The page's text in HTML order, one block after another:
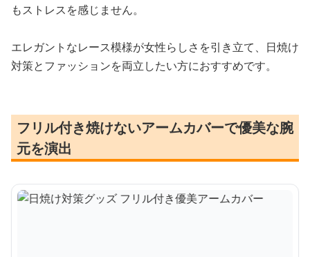
もストレスを感じません。
エレガントなレース模様が女性らしさを引き立て、日焼け
対策とファッションを両立したい方におすすめです。
フリル付き焼けないアームカバーで優美な腕
元を演出